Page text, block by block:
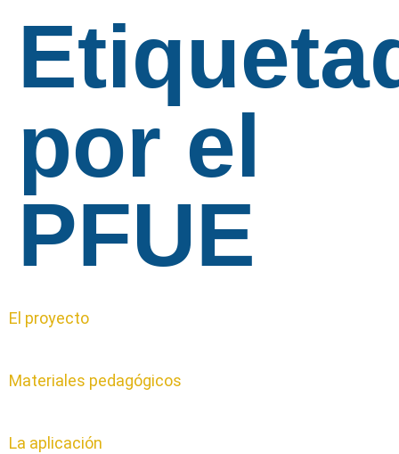
por el
PFUE
El proyecto
Materiales pedagógicos
La aplicación